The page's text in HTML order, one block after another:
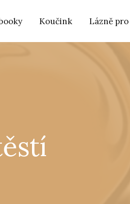
Koučink Lázně